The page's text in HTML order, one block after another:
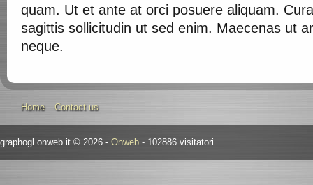
quam. Ut et ante at orci posuere aliquam.
sagittis sollicitudin ut sed enim. Maecenas ut
neque.
Home Contact us
graphogl.onweb.it © 2026 - Onweb - 102886 visitatori